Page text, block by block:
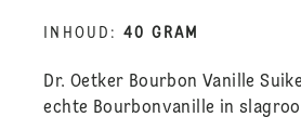
INHOUD : 40 GRAM
Dr. Oetker Bourbon Vanille
echte Bourbonvanille in